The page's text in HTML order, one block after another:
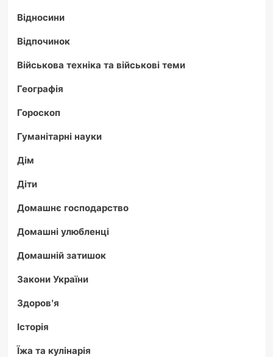
Відносини
Відпочинок
Військова техніка та військові теми
Географія
Гороскоп
Гуманітарні науки
Дім
Діти
Домашнє господарство
Домашні улюбленці
Домашній затишок
Закони України
Здоров'я
Історія
Їжа та кулінарія